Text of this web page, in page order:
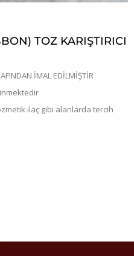
TOZ KARIŞTIRICI
İMAL EDİLMİŞTİR
ilaç gibi alanlarda tercih